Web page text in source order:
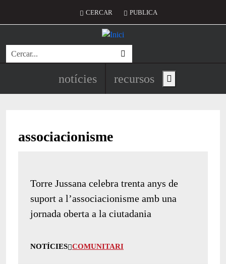
Menú del compte d'usuari
CERCAR PUBLICA
Cerca
Navegació principal de
notícies recursos Show main menu
associacionisme
Torre Jussana celebra trenta anys de
suport a l’associacionisme amb una
jornada oberta a la ciutadania
NOTÍCIES COMUNITARI